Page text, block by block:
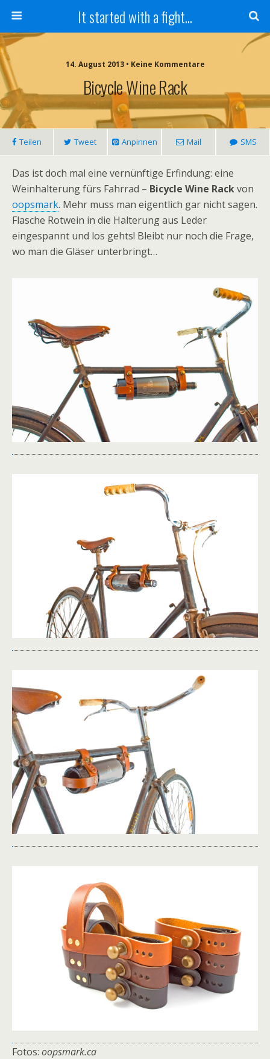
It started with a fight...
14. August 2013 • Keine Kommentare
Bicycle Wine Rack
Teilen Tweet Anpinnen Mail SMS
Das ist doch mal eine vernünftige Erfindung: eine
Weinhalterung fürs Fahrrad – Bicycle Wine Rackvon
oopsmark. Mehr muss man eigentlich gar nicht sagen.
Flasche Rotwein in die Halterung aus Leder
eingespannt und los gehts! Bleibt nur noch die Frage,
wo man die Gläser unterbringt…
Fotos: oopsmark.ca